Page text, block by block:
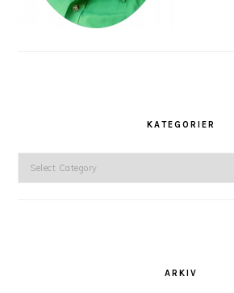
KATEGORIER
Kategorier
ARKIV